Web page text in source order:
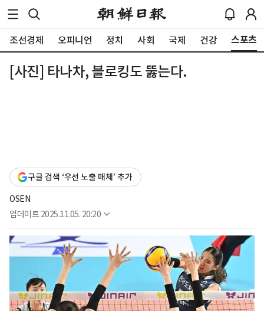
조선경제 오피니언 정치 사회 국제 건강 스포츠
[사진] 타나차, 블로킹도 뚫는다.
구글 검색 ‘우선 노출 매체’ 추가
OSEN
업데이트 2025.11.05. 20:20